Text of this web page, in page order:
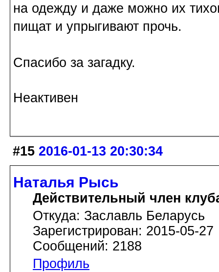
на одежду и даже можно их
пищат и упрыгивают прочь.
Спасибо за загадку.
Неактивен
#15 2016-01-13 20:30:34
Наталья Рысь
Действительный член
Откуда: Заславль Беларусь
Зарегистрирован: 2015-05-27
Сообщений: 2188
Профиль